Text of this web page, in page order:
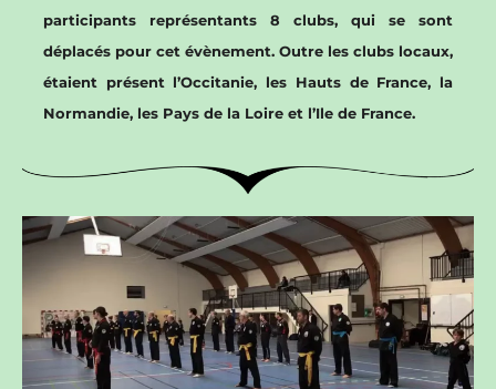
participants représentants 8 clubs, qui se sont
déplacés pour cet évènement. Outre les clubs locaux,
étaient présent l’Occitanie, les Hauts de France, la
Normandie, les Pays de la Loire et l’Ile de France.